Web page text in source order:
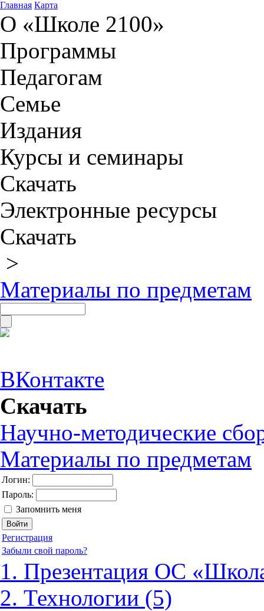
Главная Карта
О «Школе 2100»
Программы
Педагогам
Семье
Издания
Курсы и семинары
Скачать
Электронные ресурсы
Скачать
>
Материалы по предметам
ВКонтакте
Скачать
Научно-методические
Материалы по предметам
Логин:
Пароль:
Запомнить меня
Регистрация
Забыли свой пароль?
1. Презентация ОС
2. Технологии (5)